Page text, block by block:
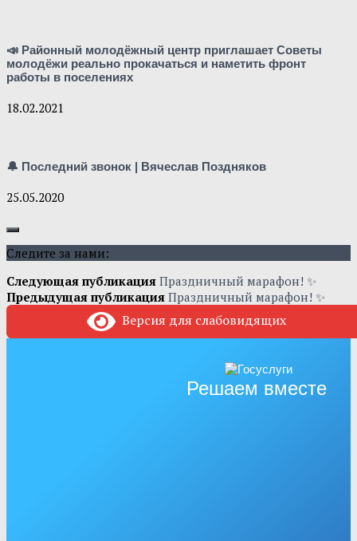
📣 Районный молодёжный центр приглашает Советы
молодёжи реально прокачаться и наметить фронт
работы в поселениях
18.02.2021
🔔 Последний звонок | Вячеслав Поздняков
25.05.2020
Следите за нами:
Следующая публикация Праздничный марафон! ✨
Предыдущая публикация Праздничный марафон! ✨
Версия для слабовидящих
Решаем вместе